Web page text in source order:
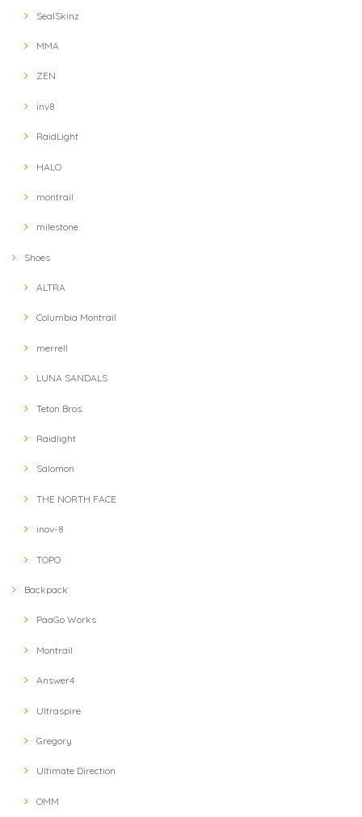
SealSkinz
MMA
ZEN
inv8
RaidLight
HALO
montrail
milestone
Shoes
ALTRA
Columbia Montrail
merrell
LUNA SANDALS
Teton Bros.
Raidlight
Salomon
THE NORTH FACE
inov-8
TOPO
Backpack
PaaGo Works
Montrail
Answer4
Ultraspire
Gregory
Ultimate Direction
OMM